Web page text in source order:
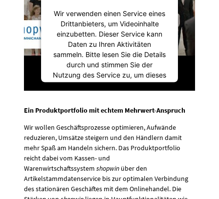
Wir verwenden einen Service eines
Drittanbieters, um Videoinhalte
einzubetten. Dieser Service kann
Daten zu Ihren Aktivitäten
sammeln. Bitte lesen Sie die Details
durch und stimmen Sie der
Nutzung des Service zu, um dieses
Video anzusehen.
Mehr Informationen
Akzeptieren
powered byUsercentrics Consent
Management Platform
Shops
Ein Produktportfolio mit echtem Mehrwert-Anspruch
Wir wollen Geschäftsprozesse optimieren, Aufwände
reduzieren, Umsätze steigern und den Händlern damit
mehr Spaß am Handeln sichern. Das Produktportfolio
reicht dabei vom Kassen- und
Warenwirtschaftssystem shopwin über den
Artikelstammdatenservice bis zur optimalen Verbindung
des stationären Geschäftes mit dem Onlinehandel. Die